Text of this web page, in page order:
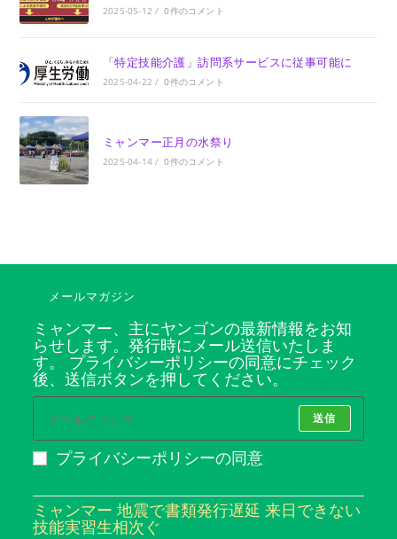
2025-05-12 / 0件のコメント
「特定技能介護」訪問系サービスに従事可能に
2025-04-22 / 0件のコメント
ミャンマー正月の水祭り
2025-04-14 / 0件のコメント
メールマガジン
ミャンマー、主にヤンゴンの最新情報をお知
らせします。発行時にメール送信いたしま
す。 プライバシーポリシーの同意にチェック
後、送信ボタンを押してください。
送信
プライバシーポリシーの同意
ミャンマー 地震で書類発行遅延 来日できない
技能実習生相次ぐ